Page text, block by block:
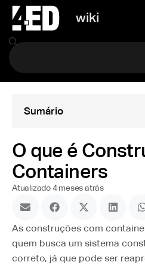
wiki
Sumário
O que é
Containers
Atualizado 4 meses atrás
As construções com
quem busca um sistema
correto, já que pode ser